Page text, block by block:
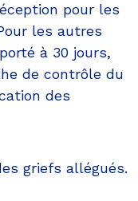
pour les
les autres
à 30 jours,
de contrôle du
des
griefs allégués.